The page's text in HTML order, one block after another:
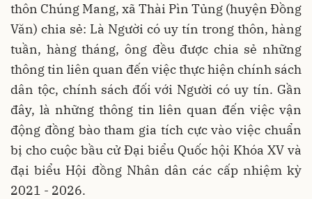
thôn Chúng Mang, xã Thài Pìn Tủng (huyện Đồng
Văn) chia sẻ: Là Người có uy tín trong thôn, hàng
tuần, hàng tháng, ông đều được chia sẻ những
thông tin liên quan đến việc thực hiện chính sách
dân tộc, chính sách đối với Người có uy tín. Gần
đây, là những thông tin liên quan đến việc vận
động đồng bào tham gia tích cực vào việc chuẩn
bị cho cuộc bầu cử Đại biểu Quốc hội Khóa XV và
đại biểu Hội đồng Nhân dân các cấp nhiệm kỳ
2021 - 2026.